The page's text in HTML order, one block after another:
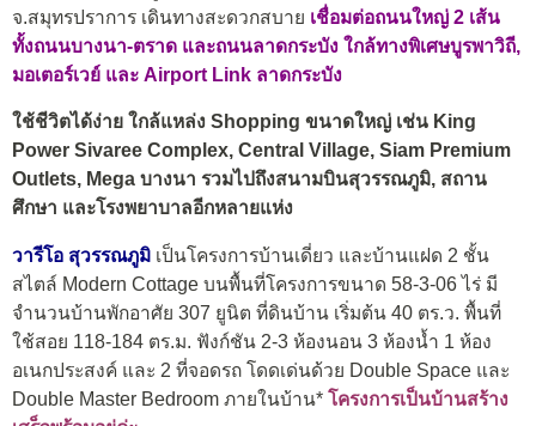
จ.สมุทรปราการ เดินทางสะดวกสบาย เชื่อมต่อถนนใหญ่ 2 เส้น
ทั้งถนนบางนา-ตราด และถนนลาดกระบัง ใกล้ทางพิเศษบูรพาวิถี,
มอเตอร์เวย์ และ Airport Link ลาดกระบัง
ใช้ชีวิตได้ง่าย ใกล้แหล่ง Shopping ขนาดใหญ่ เช่น King
Power Sivaree Complex, Central Village, Siam Premium
Outlets, Mega บางนา รวมไปถึงสนามบินสุวรรณภูมิ, สถาน
ศึกษา และโรงพยาบาลอีกหลายแห่ง
วารีโอ สุวรรณภูมิ เป็นโครงการบ้านเดี่ยว และบ้านแฝด 2 ชั้น
สไตล์ Modern Cottage บนพื้นที่โครงการขนาด 58-3-06 ไร่ มี
จำนวนบ้านพักอาศัย 307 ยูนิต ที่ดินบ้าน เริ่มต้น 40 ตร.ว. พื้นที่
ใช้สอย 118-184 ตร.ม. ฟังก์ชัน 2-3 ห้องนอน 3 ห้องน้ำ 1 ห้อง
อเนกประสงค์ และ 2 ที่จอดรถ โดดเด่นด้วย Double Space และ
Double Master Bedroom ภายในบ้าน* โครงการเป็นบ้านสร้าง